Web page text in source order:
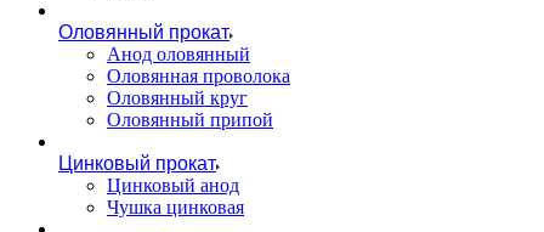
Оловянный прокат
Анод оловянный
Оловянная проволока
Оловянный круг
Оловянный припой
Цинковый прокат
Цинковый анод
Чушка цинковая